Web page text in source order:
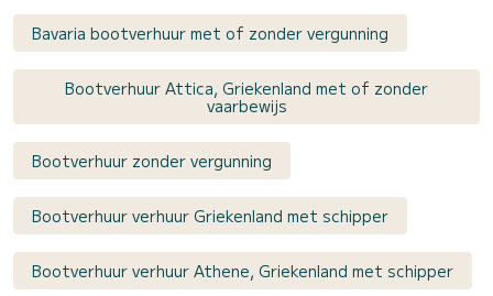
Bavaria bootverhuur met of zonder vergunning
Bootverhuur Attica, Griekenland met of zonder
vaarbewijs
Bootverhuur zonder vergunning
Bootverhuur verhuur Griekenland met schipper
Bootverhuur verhuur Athene, Griekenland met schipper